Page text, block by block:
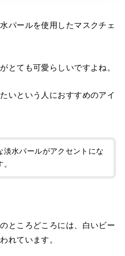
パールを使用したマスクチェ
とても可愛らしいですよね。
いという人におすすめのアイ
淡水パールがアクセントにな
ところどころには、白いビー
れています。